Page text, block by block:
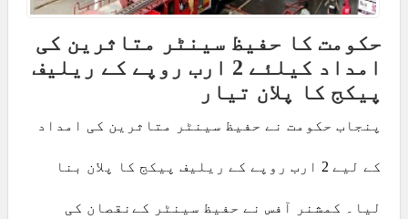
حکومت کا حفیظ سینٹر متاثرین کی
امداد کیلئے 2 ارب روپے کے ریلیف
پیکج کا پلان تیار
پنجاب حکومت نے حفیظ سینٹر متاثرین کی امداد
کے لیے 2 ارب روپے کے ریلیف پیکج کا پلان بنا
لیا۔ کمشنر آفس نے حفیظ سینٹر کےنقصان کی